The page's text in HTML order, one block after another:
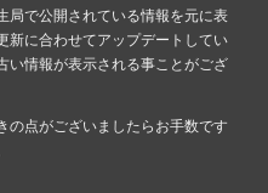
局で公開されている情報を元に表
新に合わせてアップデートしてい
い情報が表示される事ことがござ
の点がございましたらお手数です